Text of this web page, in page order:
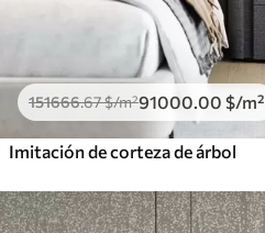
151666.67$/m²91000 .00 $/m²
Imitación de corteza de árbol